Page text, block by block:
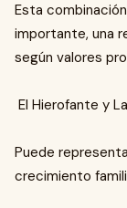
Esta
importante, una
según valores
El Hierofante y
Puede
crecimiento